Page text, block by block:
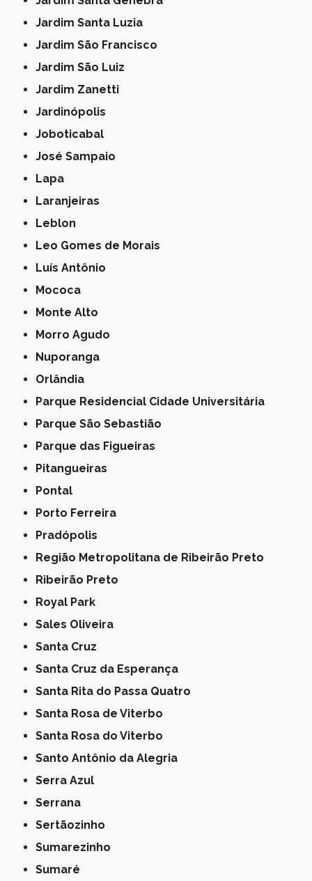
Jardim Santa Luzia
Jardim São Francisco
Jardim São Luiz
Jardim Zanetti
Jardinópolis
Joboticabal
José Sampaio
Lapa
Laranjeiras
Leblon
Leo Gomes de Morais
Luís Antônio
Mococa
Monte Alto
Morro Agudo
Nuporanga
Orlândia
Parque Residencial Cidade Universitária
Parque São Sebastião
Parque das Figueiras
Pitangueiras
Pontal
Porto Ferreira
Pradópolis
Região Metropolitana de Ribeirão Preto
Ribeirão Preto
Royal Park
Sales Oliveira
Santa Cruz
Santa Cruz da Esperança
Santa Rita do Passa Quatro
Santa Rosa de Viterbo
Santa Rosa do Viterbo
Santo Antônio da Alegria
Serra Azul
Serrana
Sertãozinho
Sumarezinho
Sumaré